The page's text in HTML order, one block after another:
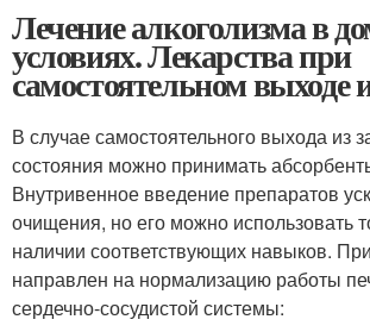
Лечение алкоголизма в
условиях. Лекарства при
самостоятельном выходе
В случае самостоятельного выхода из
состояния можно принимать
Внутривенное введение препаратов
очищения, но его можно использовать
наличии соответствующих навыков.
направлен на нормализацию работы
сердечно-сосудистой системы: